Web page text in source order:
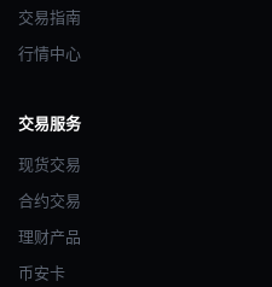
交易指南
行情中心
交易服务
现货交易
合约交易
理财产品
币安卡